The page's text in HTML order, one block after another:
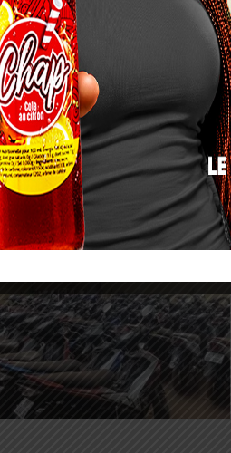
Une simple observation, un
vie.
voici quelques conseils
géolocalisation.